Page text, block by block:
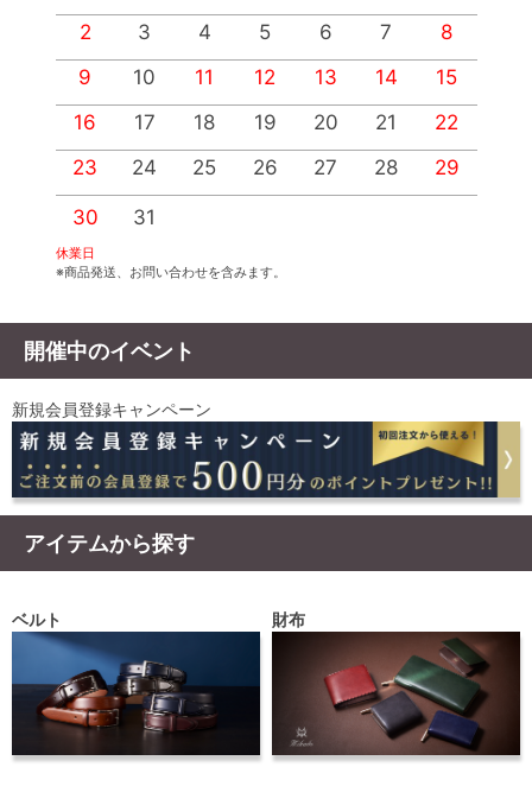
2
3 4 5 6 7
8
9
10 11 12 13 14
15
16
17 18 19 20 21
22
23
24 25 26 27 28 29
30 31
休業日
※商品発送、お問い合わせを含みます。
開催中のイベント
新規会員登録キャンペーン
アイテムから探す
ベルト 財布